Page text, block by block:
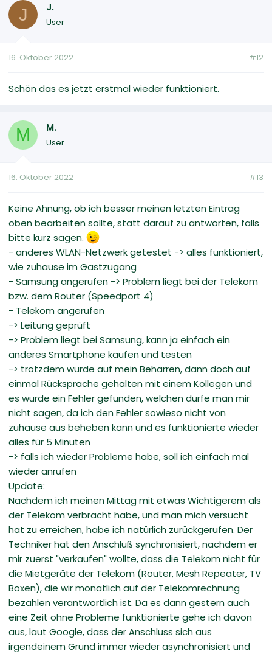
J J.
User
16. Oktober 2022 #12
Schön das es jetzt erstmal wieder funktioniert.
M M.
User
16. Oktober 2022 #13
Keine Ahnung, ob ich besser meinen letzten Eintrag
oben bearbeiten sollte, statt darauf zu antworten, falls
bitte kurz sagen.
- anderes WLAN-Netzwerk getestet -> alles funktioniert,
wie zuhause im Gastzugang
- Samsung angerufen -> Problem liegt bei der Telekom
bzw. dem Router (Speedport 4)
- Telekom angerufen
-> Leitung geprüft
-> Problem liegt bei Samsung, kann ja einfach ein
anderes Smartphone kaufen und testen
-> trotzdem wurde auf mein Beharren, dann doch auf
einmal Rücksprache gehalten mit einem Kollegen und
es wurde ein Fehler gefunden, welchen dürfe man mir
nicht sagen, da ich den Fehler sowieso nicht von
zuhause aus beheben kann und es funktionierte wieder
alles für 5 Minuten
-> falls ich wieder Probleme habe, soll ich einfach mal
wieder anrufen
Update:
Nachdem ich meinen Mittag mit etwas Wichtigerem als
der Telekom verbracht habe, und man mich versucht
hat zu erreichen, habe ich natürlich zurückgerufen. Der
Techniker hat den Anschluß synchronisiert, nachdem er
mir zuerst "verkaufen" wollte, dass die Telekom nicht für
die Mietgeräte der Telekom (Router, Mesh Repeater, TV
Boxen), die wir monatlich auf der Telekomrechnung
bezahlen verantwortlich ist. Da es dann gestern auch
eine Zeit ohne Probleme funktionierte gehe ich davon
aus, laut Google, dass der Anschluss sich aus
irgendeinem Grund immer wieder asynchronisiert und